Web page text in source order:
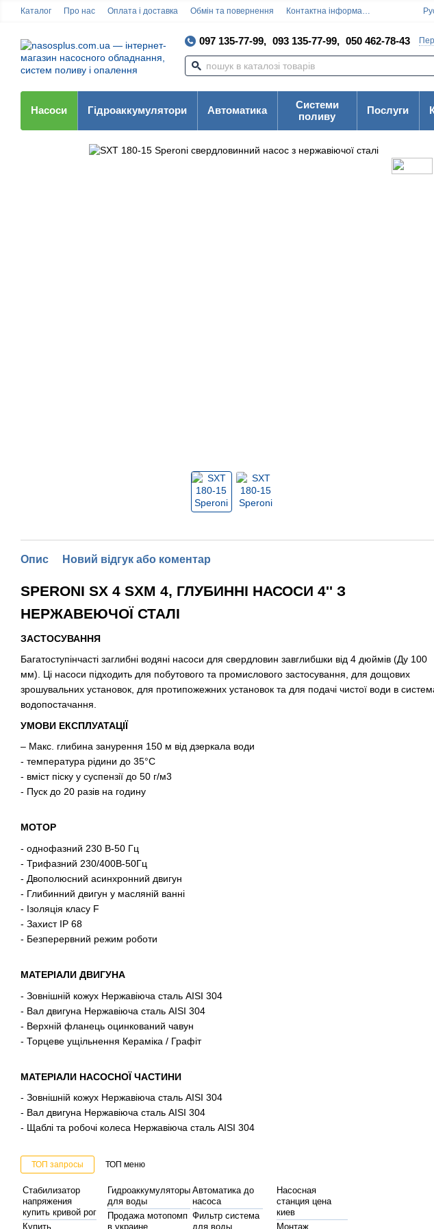
Каталог Про нас Оплата і доставка Обмін та повернення Контактна інформація
097 135-77-99, 093 135-77-99, 050 462-78-43
Насоси Гідроаккумулятори Автоматика
Системи
поливу
Послуги
Опис Новий відгук або коментар
SPERONI SX 4 SXM 4, ГЛУБИННІ НАСОСИ 4'' З
НЕРЖАВЕЮЧОЇ СТАЛІ
ЗАСТОСУВАННЯ
Багатоступінчасті заглибні водяні насоси для свердловин завглибшки від 4 дюймів (Ду 100
мм). Ці насоси підходить для побутового та промислового застосування, для дощових
зрошувальних установок, для протипожежних установок та для подачі чистої води в
водопостачання.
УМОВИ ЕКСПЛУАТАЦІЇ
– Макс. глибина занурення 150 м від дзеркала води
- температура рідини до 35°C
- вміст піску у суспензії до 50 г/м3
- Пуск до 20 разів на годину
МОТОР
- однофазний 230 В-50 Гц
- Трифазний 230/400В-50Гц
- Двополюсний асинхронний двигун
- Глибинний двигун у масляній ванні
- Ізоляція класу F
- Захист IP 68
- Безперервний режим роботи
МАТЕРІАЛИ ДВИГУНА
- Зовнішній кожух Нержавіюча сталь AISI 304
- Вал двигуна Нержавіюча сталь AISI 304
- Верхній фланець оцинкований чавун
- Торцеве ущільнення Кераміка / Графіт
МАТЕРІАЛИ НАСОСНОЇ ЧАСТИНИ
- Зовнішній кожух Нержавіюча сталь AISI 304
- Вал двигуна Нержавіюча сталь AISI 304
- Щаблі та робочі колеса Нержавіюча сталь AISI 304
ТОП запросы ТОП меню
Стабилизатор
напряжения
купить кривой рог
Купить
Гидроаккумуляторы
для воды
Продажа мотопомп
в украине
Автоматика до
насоса
Фильтр система
для воды
Насосная
станция цена
киев
Монтаж